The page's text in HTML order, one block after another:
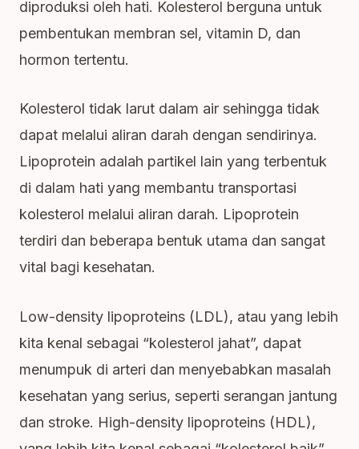
diproduksi oleh hati. Kolesterol berguna untuk
pembentukan membran sel, vitamin D, dan
hormon tertentu.
Kolesterol tidak larut dalam air sehingga tidak
dapat melalui aliran darah dengan sendirinya.
Lipoprotein adalah partikel lain yang terbentuk
di dalam hati yang membantu transportasi
kolesterol melalui aliran darah. Lipoprotein
terdiri dan beberapa bentuk utama dan sangat
vital bagi kesehatan.
Low-density lipoproteins (LDL), atau yang lebih
kita kenal sebagai “kolesterol jahat”, dapat
menumpuk di arteri dan menyebabkan masalah
kesehatan yang serius, seperti serangan jantung
dan stroke. High-density lipoproteins (HDL),